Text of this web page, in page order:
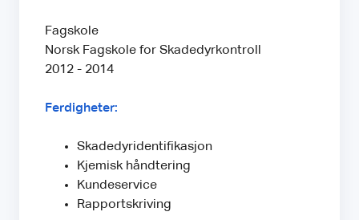
Fagskole
Norsk Fagskole for Skadedyrkontroll
2012 - 2014
Ferdigheter:
Skadedyridentifikasjon
Kjemisk håndtering
Kundeservice
Rapportskriving